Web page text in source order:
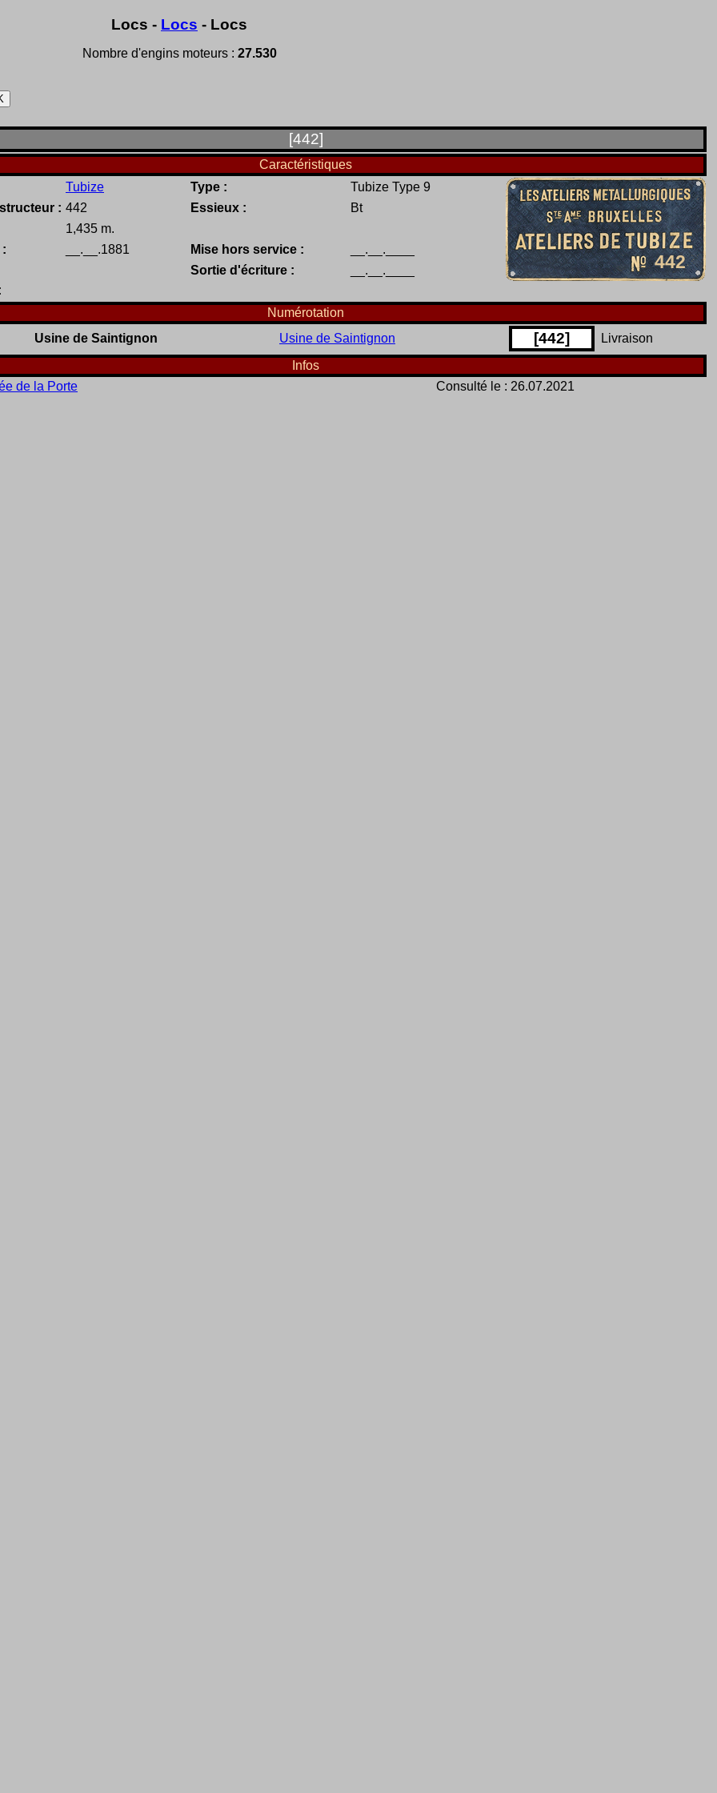
Locs - Locs - Locs
Nombre d'engins moteurs : 27.530
[442]
Caractéristiques
Tubize Type : Tubize Type 9
442
: 442 Essieux :
Bt
1,435 m.
__.__.1881 Mise hors service :
__.__.____
Sortie d'écriture :
__.__.____
Numérotation
Usine de Saintignon Usine de Saintignon [442]
Livraison
Infos
de la Porte Consulté le : 26.07.2021